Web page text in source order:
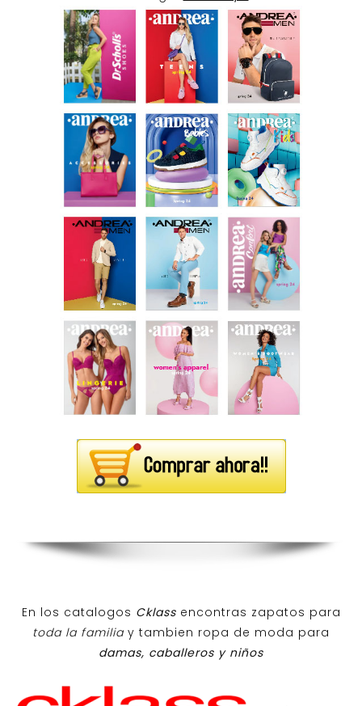
En los catalogos Cklass encontras zapatos para
toda la familiay tambien ropa de moda para
damas, caballeros y niños